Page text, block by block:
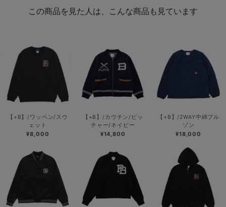
この商品を見た人は、こんな商品も見ています
【+B】/ワッペン/スウ
ェット
¥8,000
【+B】/カウチン/ピッ
チャー/ネイビー
¥14,800
【+B】/2WAY中綿ブル
ゾン
¥18,000